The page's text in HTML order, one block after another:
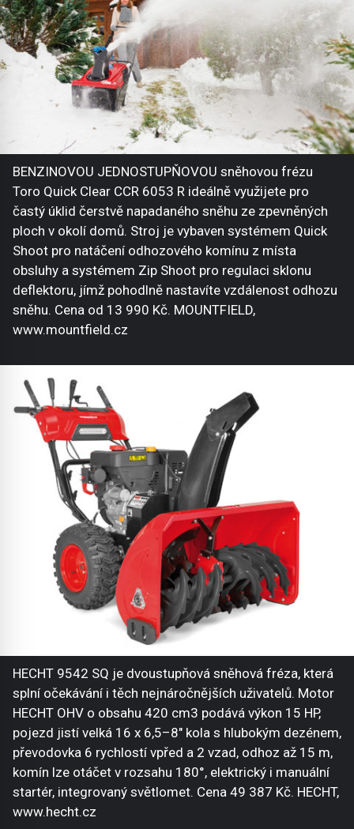
BENZINOVOU JEDNOSTUPŇOVOU sněhovou frézu
Toro Quick Clear CCR 6053 R ideálně využijete pro
častý úklid čerstvě napadaného sněhu ze zpevněných
ploch v okolí domů. Stroj je vybaven systémem Quick
Shoot pro natáčení odhozového komínu z místa
obsluhy a systémem Zip Shoot pro regulaci sklonu
deflektoru, jímž pohodlně nastavíte vzdálenost odhozu
sněhu. Cena od 13 990 Kč. MOUNTFIELD,
www.mountfield.cz
HECHT 9542 SQ je dvoustupňová sněhová fréza, která
splní očekávání i těch nejnáročnějších uživatelů. Motor
HECHT OHV o obsahu 420 cm3 podává výkon 15 HP,
pojezd jistí velká 16 x 6,5–8" kola s hlubokým dezénem,
převodovka 6 rychlostí vpřed a 2 vzad, odhoz až 15 m,
komín lze otáčet v rozsahu 180°, elektrický i manuální
startér, integrovaný světlomet. Cena 49 387 Kč. HECHT,
www.hecht.cz